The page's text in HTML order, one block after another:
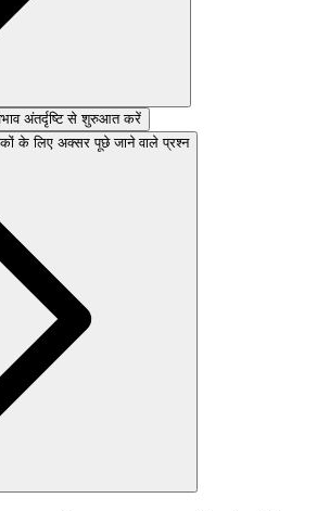
अंतर्दृष्टि से शुरुआत करें
के लिए अक्सर पूछे जाने वाले प्रश्न